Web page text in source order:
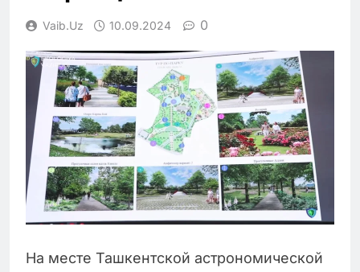
Vaib.uz 10.09.2024 0
На месте Ташкентской астрономической